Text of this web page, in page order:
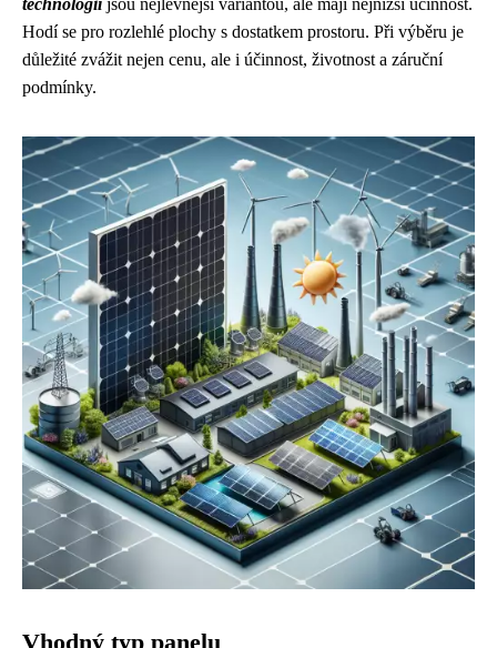
technologiíjsou nejlevnější variantou, ale mají nejnižší účinnost.
Hodí se pro rozlehlé plochy s dostatkem prostoru. Při výběru je
důležité zvážit nejen cenu, ale i účinnost, životnost a záruční
podmínky.
Vhodný typ panelu